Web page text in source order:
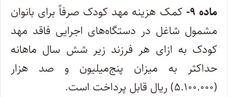
ماده ۹-
کمک هزینه مهد کودک صرفاً برای بانوان
مشمول شاغل در دستگاه‌های اجرایی فاقد مهد
کودک به ازای هر فرزند زیر شش سال ماهانه
حداکثر به میزان پنج‌میلیون و صد هزار
(۵.۱۰۰.۰۰۰) ریال قابل پرداخت است.